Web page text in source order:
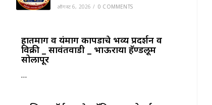
ऑगस्ट 6, 2026 / 0 COMMENTS
हातमाग व यंत्रमाग कापडाचे भव्य प्रदर्शन व
विक्री _ सावंतवाडी _ भाऊराया हॅण्डलूम
सोलापूर
…